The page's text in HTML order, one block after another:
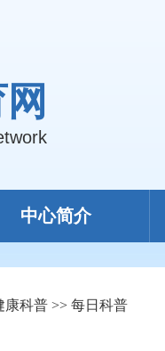
中心简介
康科普 >> 每日科普